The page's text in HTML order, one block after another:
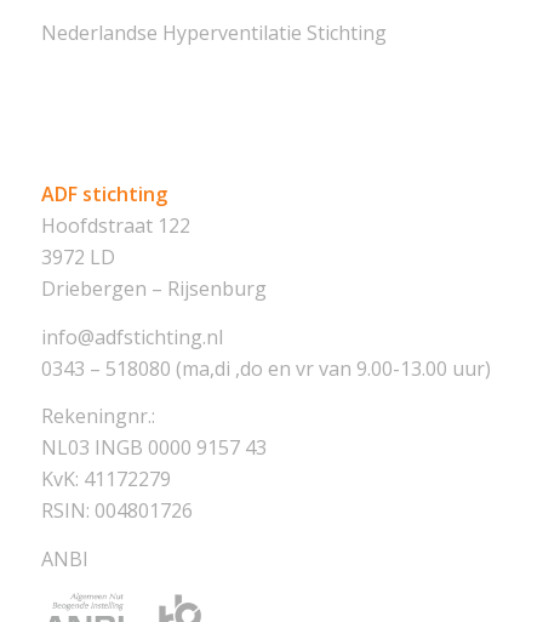
Nederlandse Hyperventilatie Stichting
ADF stichting
Hoofdstraat 122
3972 LD
Driebergen – Rijsenburg
info@adfstichting.nl
0343 – 518080 (ma,di ,do en vr van 9.00-13.00 uur)
Rekeningnr.:
NL03 INGB 0000 9157 43
KvK: 41172279
RSIN: 004801726
ANBI